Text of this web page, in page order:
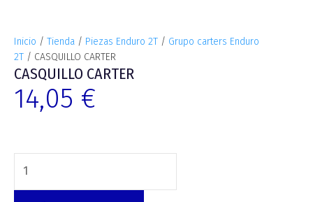
Inicio / Tienda / Piezas Enduro 2T / Grupo carters Enduro
2T / CASQUILLO CARTER
CASQUILLO CARTER
14,05 €